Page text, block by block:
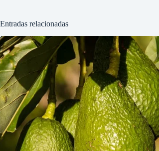
Entradas relacionadas